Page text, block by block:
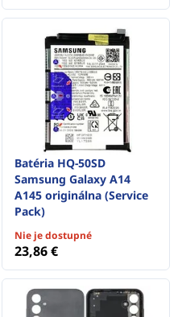
Batéria HQ-50SD
Samsung Galaxy A14
A145 originálna (Service
Pack)
Nie je dostupné
23,86 €